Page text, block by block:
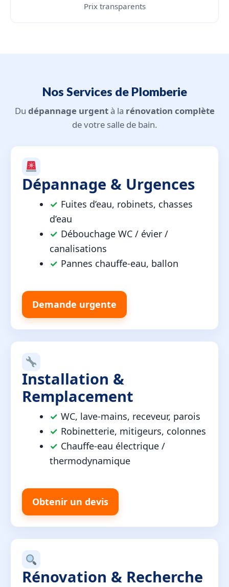
Prix transparents
Nos Services de Plomberie
Du dépannage urgentà la rénovation complète
de votre salle de bain.
Dépannage & Urgences
✓ Fuites d’eau, robinets, chasses
d’eau
✓ Débouchage WC / évier /
canalisations
✓ Pannes chauffe-eau, ballon
Demande urgente
Installation &
Remplacement
✓ WC, lave-mains, receveur, parois
✓ Robinetterie, mitigeurs, colonnes
✓ Chauffe-eau électrique /
thermodynamique
Obtenir un devis
Rénovation & Recherche